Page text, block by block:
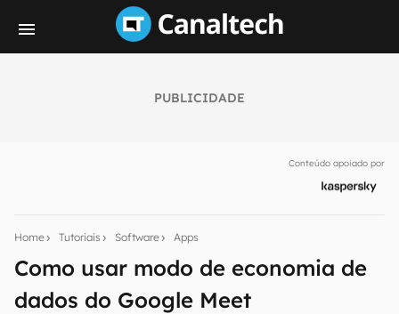
PUBLICIDADE
Conteúdo apoiado por
Home Tutoriais Software Apps
Como usar modo de economia de
dados do Google Meet
notícias e reviews sobre tecnologia em primeira
inscreva-se